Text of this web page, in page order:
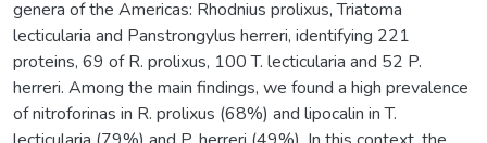
genera of the Americas: Rhodnius prolixus, Triatoma
lecticularia and Panstrongylus herreri, identifying 221
proteins, 69 of R. prolixus, 100 T. lecticularia and 52 P.
herreri. Among the main findings, we found a high prevalence
of nitroforinas in R. prolixus (68%) and lipocalin in T.